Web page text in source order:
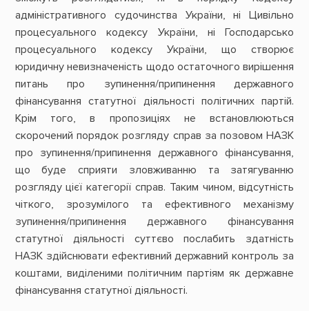
адміністративного судочинства України, ні Цивільно
процесуального кодексу України, ні Господарсько
процесуального кодексу України, що створює
юридичну невизначеність щодо остаточного вирішення
питань про зупинення/припинення державного
фінансування статутної діяльності політичних партій.
Крім того, в пропозиціях не встановлюються
скорочений порядок розгляду справ за позовом НАЗК
про зупинення/припинення державного фінансування,
що буде сприяти зловживанню та затягуванню
розгляду цієї категорії справ. Таким чином, відсутність
чіткого, зрозумілого та ефективного механізму
зупинення/припинення державного фінансування
статутної діяльності суттєво послабить здатність
НАЗК здійснювати ефективний державний контроль за
коштами, виділеними політичним партіям як державне
фінансування статутної діяльності.